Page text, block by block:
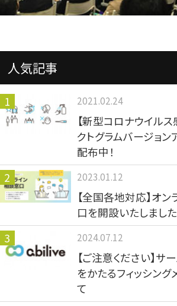
人気記事
2021.02.24
【新型コロナウイル
クトグラムバージョン
配布中！
2023.01.12
【全国各地対応】オ
口を開設いたしました
2024.07.12
【ご注意ください】サ
をかたるフィッシン
て